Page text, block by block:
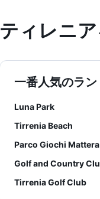
ティレニ
一番人気のラン
Luna Park
Tirrenia Beach
Parco Giochi
Golf and Country
Tirrenia Golf Club